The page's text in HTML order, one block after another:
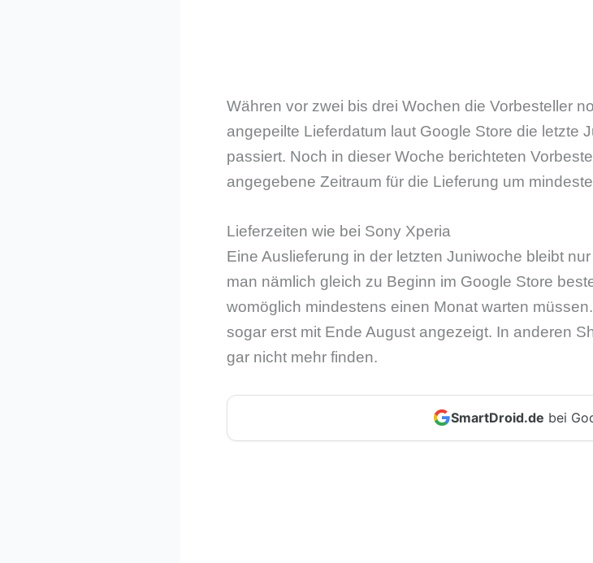
Währen vor zwei bis drei Wochen die Vorbesteller
angepeilte Lieferdatum laut Google Store die letzte
passiert. Noch in dieser Woche berichteten
angegebene Zeitraum für die Lieferung um
Lieferzeiten wie bei Sony Xperia
Eine Auslieferung in der letzten Juniwoche bleibt
man nämlich gleich zu Beginn im Google Store
womöglich mindestens einen Monat warten
sogar erst mit Ende August angezeigt. In anderen
gar nicht mehr finden.
SmartDroid.de bei